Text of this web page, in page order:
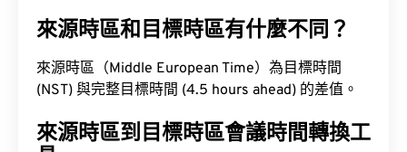
來源時區和目標時區有什麼不同？
來源時區（Middle European Time）為目標時間
(NST) 與完整目標時間 (4.5 hours ahead) 的差值。
來源時區到目標時區會議時間轉換工